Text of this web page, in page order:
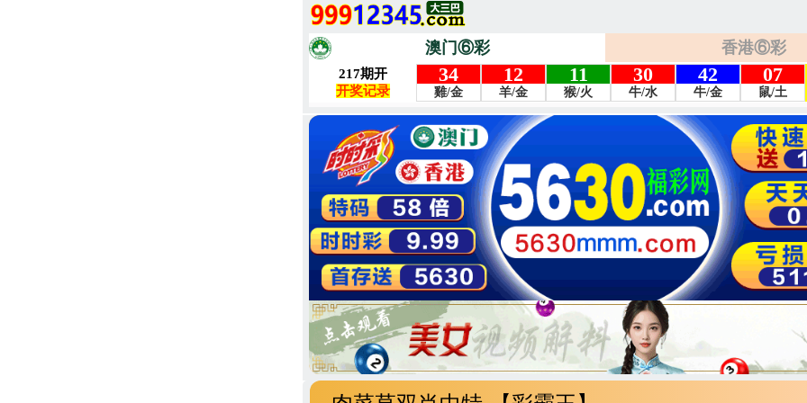
澳门⑥彩 香港⑥彩